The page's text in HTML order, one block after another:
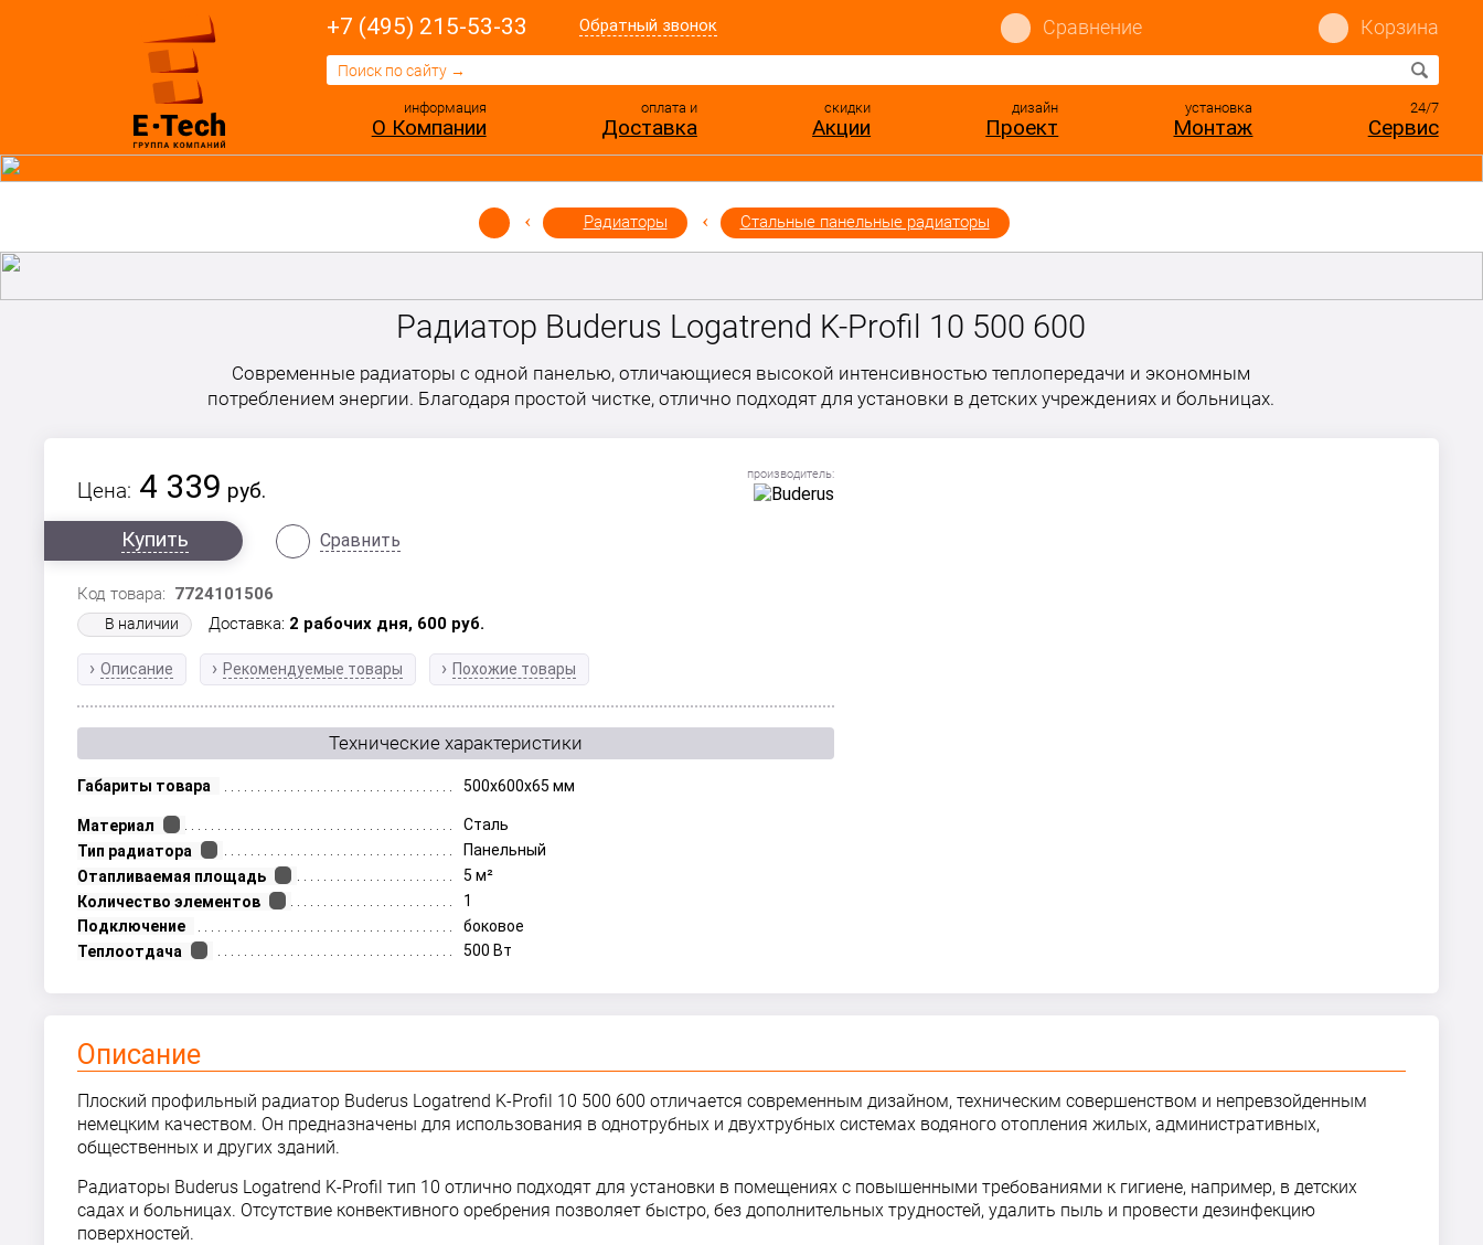
+7 (495) 215-53-33 Обратный звонок Сравнение Корзина
информация
О Компании
оплата и
Доставка
скидки
Акции
дизайн
Проект
установка
Монтаж
24/7
Сервис
Радиаторы Стальные панельные радиаторы
Радиатор Buderus Logatrend K-Profil 10 500 600
Современные радиаторы с одной панелью, отличающиеся высокой интенсивностью теплопередачи и экономным
потреблением энергии. Благодаря простой чистке, отлично подходят для установки в детских учреждениях и больницах.
Цена: 4 339 руб.
Купить
Сравнить
Код товара: 7724101506
В наличии Доставка: 2 рабочих дня, 600 руб.
Описание Рекомендуемые товары Похожие товары
Технические характеристики
Габариты товара 500x600x65 мм
Материал
Сталь
Тип радиатора
Панельный
Отапливаемая площадь
5 м²
Количество элементов
1
Подключение
боковое
Теплоотдача
500 Вт
Описание
Плоский профильный радиатор Buderus Logatrend K-Profil 10 500 600 отличается современным дизайном, техническим совершенством и непревзойденным
немецким качеством. Он предназначены для использования в однотрубных и двухтрубных системах водяного отопления жилых, административных,
общественных и других зданий.
Радиаторы Buderus Logatrend K-Profil тип 10 отлично подходят для установки в помещениях с повышенными требованиями к гигиене, например, в детских
садах и больницах. Отсутствие конвективного оребрения позволяет быстро, без дополнительных трудностей, удалить пыль и провести дезинфекцию
поверхностей.